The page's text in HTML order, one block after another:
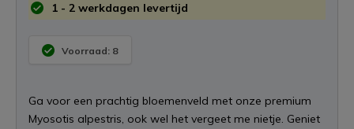
1 - 2 werkdagen levertijd
Voorraad: 8
Ga voor een prachtig bloemenveld met onze premium
Myosotis alpestris, ook wel het vergeet me nietje. Geniet